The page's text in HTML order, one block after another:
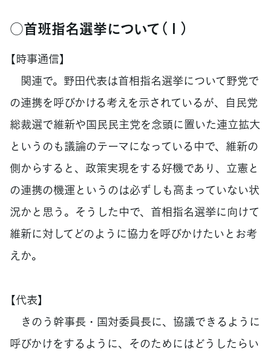
○首班指名選挙について（１）
【時事通信】
関連で。野田代表は首相指名選挙について野党で
の連携を呼びかける考えを示されているが、自民党
総裁選で維新や国民民主党を念頭に置いた連立拡大
というのも議論のテーマになっている中で、維新の
側からすると、政策実現をする好機であり、立憲と
の連携の機運というのは必ずしも高まっていない状
況かと思う。そうした中で、首相指名選挙に向けて
維新に対してどのように協力を呼びかけたいとお考
えか。
【代表】
きのう幹事長・国対委員長に、協議できるように
呼びかけをするように、そのためにはどうしたらい